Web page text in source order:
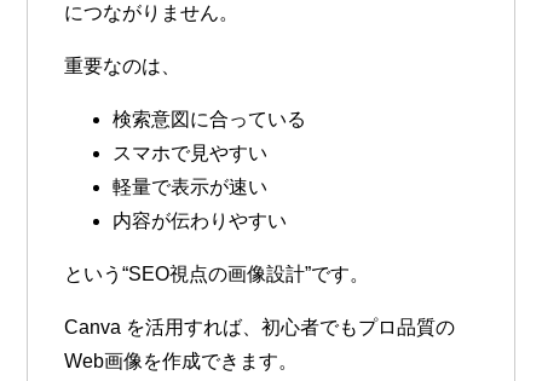
につながりません。
重要なのは、
検索意図に合っている
スマホで見やすい
軽量で表示が速い
内容が伝わりやすい
という“SEO視点の画像設計”です。
Canva を活用すれば、初心者でもプロ品質の
Web画像を作成できます。